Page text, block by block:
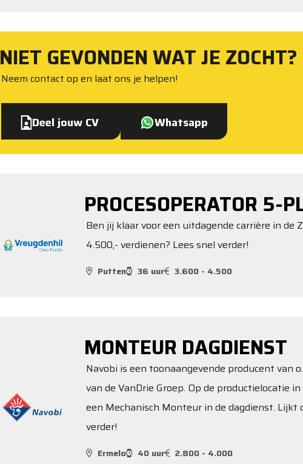
NIET GEVONDEN WAT JE ZOCHT?
Neem contact op en laat ons je helpen!
Deel jouw CV Whatsapp
PROCESOPERATOR 5-
Ben jij klaar voor een uitdagende carrière in
4.500,- verdienen? Lees snel verder!
Putten 36 uur 3.600 - 4.500
MONTEUR DAGDIENST
Navobi is een toonaangevende producent van
van de VanDrie Groep. Op de productielocatie
een Mechanisch Monteur in de dagdienst. Lijkt
verder!
Ermelo 40 uur 2.800 - 4.000